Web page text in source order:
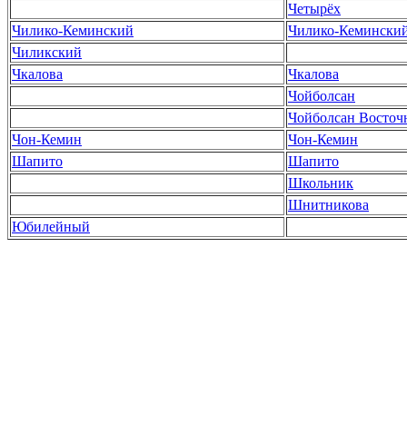
Четырёх
Чилико-Кеминский
Чилико-
Чиликский
Чкалова
Чкалова
Чойболсан
Чойболсан
Чон-Кемин
Чон-Кемин
Шапито
Шапито
Школьник
Шнитникова
Юбилейный